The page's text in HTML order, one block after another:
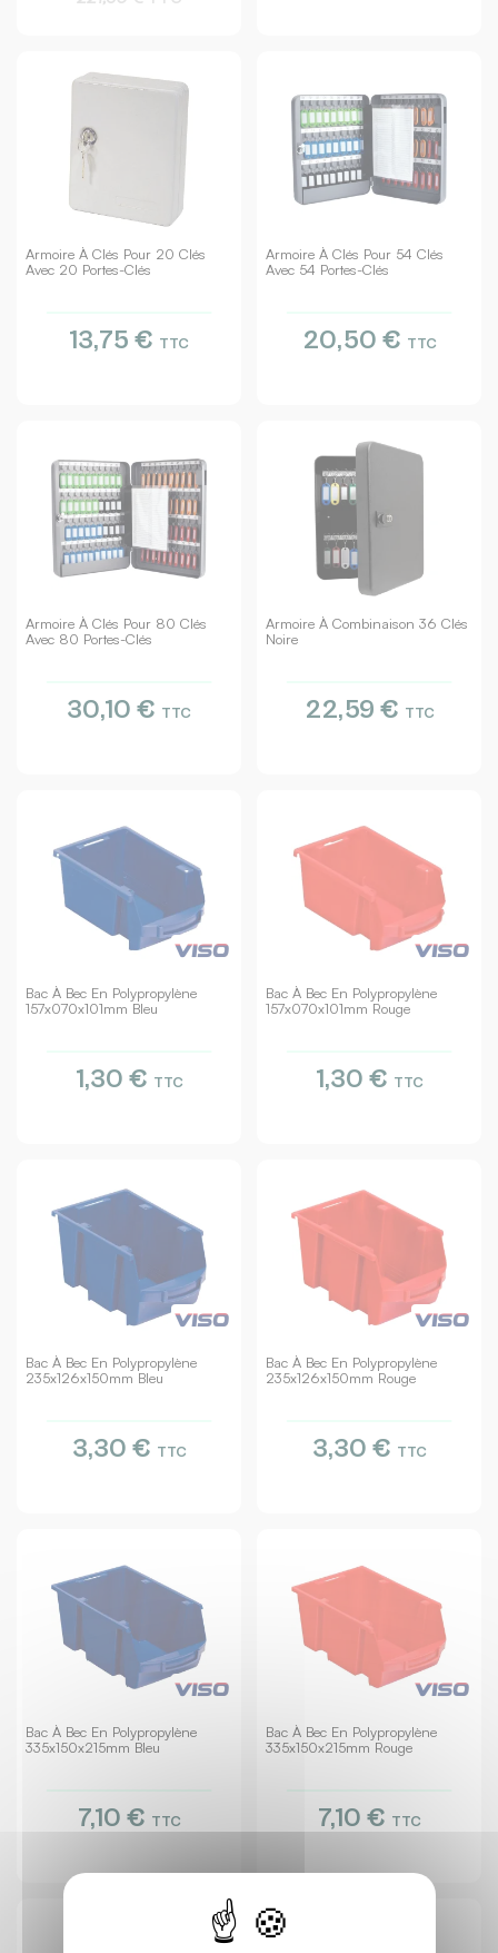
Armoire À Clés Pour 20 Clés
Avec 20 Portes-Clés
13,75 € TTC
Armoire À Clés Pour 54 Clés
Avec 54 Portes-Clés
20,50 € TTC
Armoire À Clés Pour 80 Clés
Avec 80 Portes-Clés
30,10 € TTC
Armoire À Combinaison 36 Clés
Noire
22,59 € TTC
Bac À Bec En Polypropylène
157x070x101mm Bleu
1,30 € TTC
Bac À Bec En Polypropylène
157x070x101mm Rouge
1,30 € TTC
Bac À Bec En Polypropylène
235x126x150mm Bleu
3,30 € TTC
Bac À Bec En Polypropylène
235x126x150mm Rouge
3,30 € TTC
Bac À Bec En Polypropylène
335x150x215mm Bleu
7,10 € TTC
Bac À Bec En Polypropylène
335x150x215mm Rouge
7,10 € TTC